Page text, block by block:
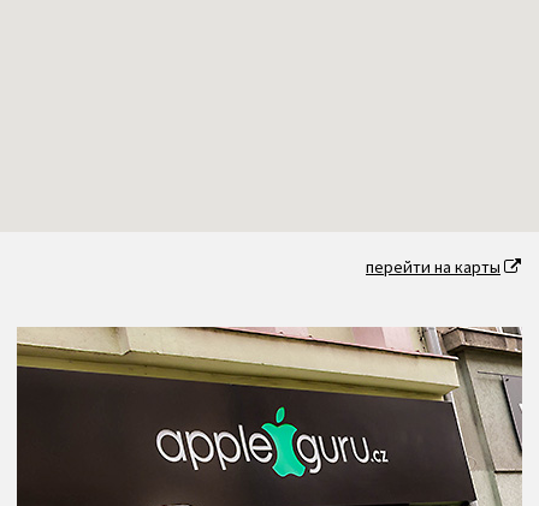
перейти на карты